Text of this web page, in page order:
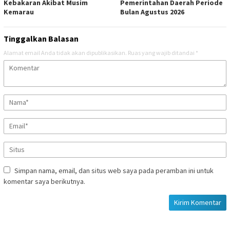
Kebakaran Akibat Musim
Kemarau
Pemerintahan Daerah Periode
Bulan Agustus 2026
Tinggalkan Balasan
Alamat email Anda tidak akan dipublikasikan. Ruas yang wajib ditandai *
Simpan nama, email, dan situs web saya pada peramban ini untuk
komentar saya berikutnya.